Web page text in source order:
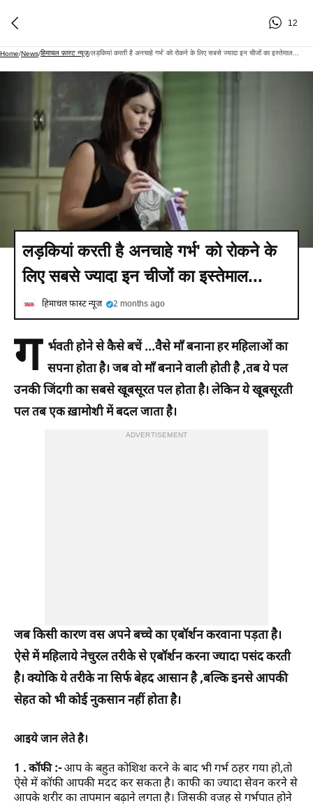
12
Home/News/हिमाचल फ़ास्ट न्यूज़/लड़कियां करती है अनचाहे गर्भ' को रोकने के लिए सबसे ज्यादा इन चीजों का इस्तेमाल...
लड़कियां करती है अनचाहे गर्भ' को रोकने के
लिए सबसे ज्यादा इन चीजों का इस्तेमाल...
हिमाचल फ़ास्ट न्यूज़ 2 months ago
ग र्भवती होने से कैसे बचें ...वैसे माँ बनाना हर महिलाओं का
सपना होता है। जब वो माँ बनाने वाली होती है ,तब ये पल
उनकी जिंदगी का सबसे खूबसूरत पल होता है। लेकिन ये खूबसूरती
पल तब एक ख़ामोशी में बदल जाता है।
ADVERTISEMENT
जब किसी कारण वस अपने बच्चे का एबॉर्शन करवाना पड़ता है।
ऐसे में महिलाये नेचुरल तरीके से एबॉर्शन करना ज्यादा पसंद करती
है। क्योकि ये तरीके ना सिर्फ बेहद आसान है ,बल्कि इनसे आपकी
सेहत को भी कोई नुकसान नहीं होता है।
आइये जान लेते है।
1 . कॉफी :-आप के बहुत कोशिश करने के बाद भी गर्भ ठहर गया हो,तो
ऐसे में कॉफी आपकी मदद कर सकता है। काफी का ज्यादा सेवन करने से
आपके शरीर का तापमान बढ़ाने लगता है। जिसकी वजह से गर्भपात होने